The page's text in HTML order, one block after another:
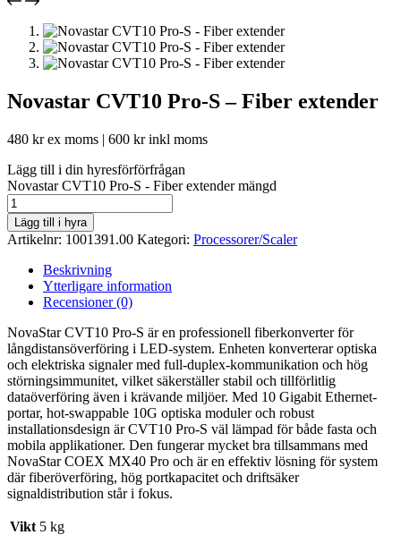
Novastar CVT10 Pro-S – Fiber extender
480 krex moms | 600 krinkl moms
Lägg till i din hyresförförfrågan
Novastar CVT10 Pro-S - Fiber extender mängd
Lägg till i hyra
Artikelnr: 1001391.00 Kategori: Processorer/Scaler
Beskrivning
Ytterligare information
Recensioner (0)
NovaStar CVT10 Pro-S är en professionell fiberkonverter för
långdistansöverföring i LED-system. Enheten konverterar optiska
och elektriska signaler med full-duplex-kommunikation och hög
störningsimmunitet, vilket säkerställer stabil och tillförlitlig
dataöverföring även i krävande miljöer. Med 10 Gigabit Ethernet-
portar, hot-swappable 10G optiska moduler och robust
installationsdesign är CVT10 Pro-S väl lämpad för både fasta och
mobila applikationer. Den fungerar mycket bra tillsammans med
NovaStar COEX MX40 Pro och är en effektiv lösning för system
där fiberöverföring, hög portkapacitet och driftsäker
signaldistribution står i fokus.
Vikt 5 kg